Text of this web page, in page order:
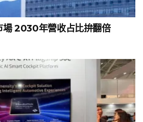
場 2030年營收占比拚翻倍